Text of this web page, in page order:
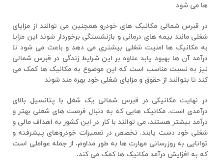
ها می شود
در قبرس شمالی مکانیک های خودرو همچنین می توانند از مزایای
شغلی مانند بیمه های درمانی و بازنشستگی برخوردار شوند این مزایا
به مکانیک ها امنیت شغلی بیشتری می دهد و باعث می شود تا
درآمد آن ها بهبود یابد علاوه بر این شرایط زندگی در قبرس شمالی
نیز به نسبت مناسب است که این موضوع به مکانیک ها کمک می
کند تا بتوانند از حقوق و مزایای شغلی خود بهره مند شوند
در نهایت مکانیکی در قبرس شمالی یک شغل با پتانسیل بالای
درآمدی است. مکانیک هایی که به دنبال فرصت های شغلی بهتر و
درآمد بیشتر هستند، می توانند با کار در این کشور به اهداف مالی و
شغلی خود دست یابند. تخصص در تعمیرات خودروهای پیشرفته و
توانایی به روزرسانی مهارت ها به طور مداوم، از جمله عواملی است
که به افزایش درآمد مکانیک ها کمک می کند.